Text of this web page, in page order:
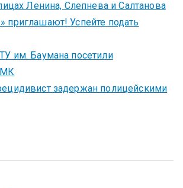
Ленина, Слепнева и Салтанова
приглашают! Успейте подать
им. Баумана посетили
задержан полицейскими